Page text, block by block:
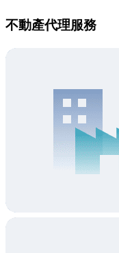
不動產代理服務